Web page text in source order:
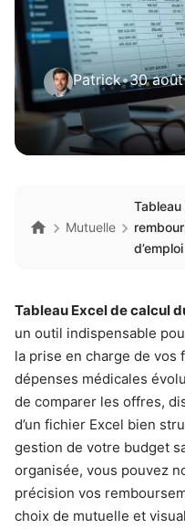
Patrick•30
Mutuelle
d’emploi
Tableau Excel de calcul
un outil indispensable
la prise en charge de vos
dépenses médicales
de comparer les offres,
d’un fichier Excel bien
gestion de votre budget
organisée, vous pouvez
précision vos
choix de mutuelle et